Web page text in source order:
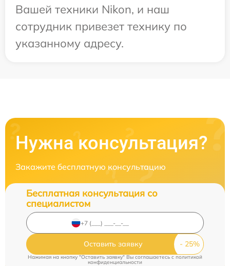
Вашей техники Nikon, и наш
сотрудник привезет технику по
указанному адресу.
Нужна консультация?
Закажите бесплатную консультацию
Бесплатная консультация со
специалистом
Оставить заявку
Нажимая на кнопку "Оставить заявку" Вы соглашаетесь cполитикой
конфиденциальности